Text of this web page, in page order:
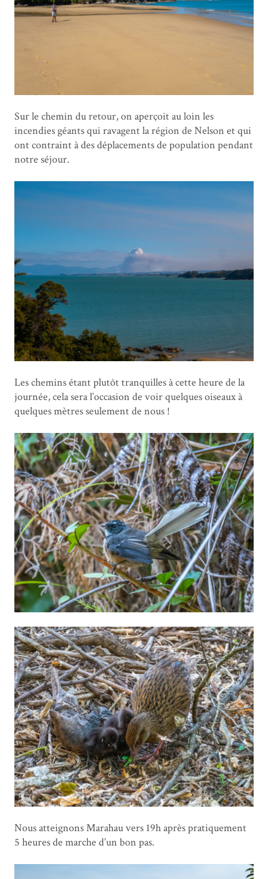
Sur le chemin du retour, on aperçoit au loin les
incendies géants qui ravagent la région de Nelson et qui
ont contraint à des déplacements de population pendant
notre séjour.
Les chemins étant plutôt tranquilles à cette heure de la
journée, cela sera l’occasion de voir quelques oiseaux à
quelques mètres seulement de nous !
Nous atteignons Marahau vers 19h après pratiquement
5 heures de marche d’un bon pas.